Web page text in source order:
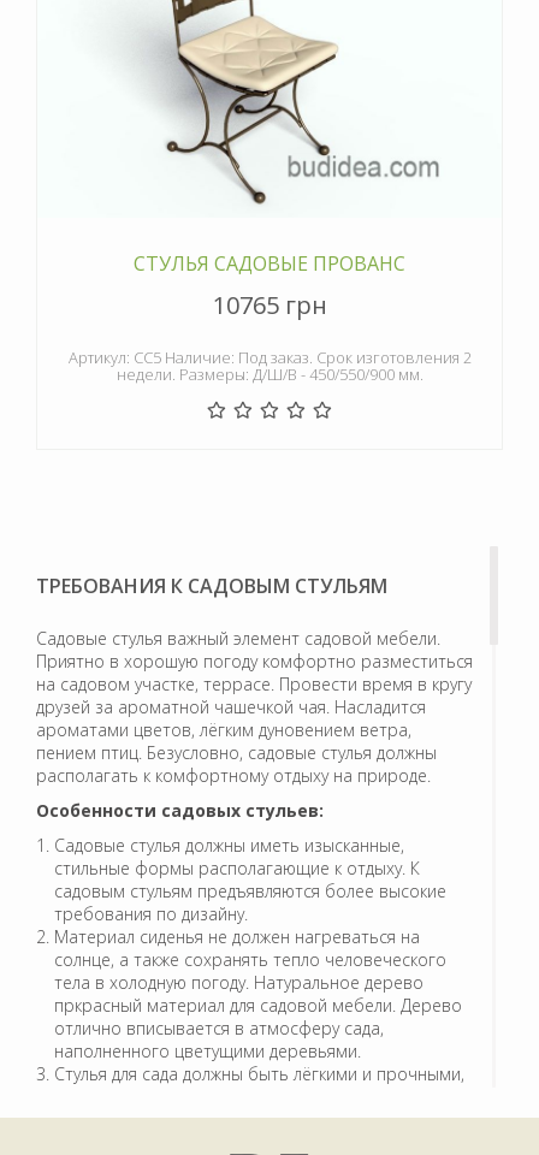
СТУЛЬЯ САДОВЫЕ ПРОВАНС
10765 грн
Артикул: СС5 Наличие: Под заказ. Срок изготовления 2
недели. Размеры: Д/Ш/В - 450/550/900 мм.
ТРЕБОВАНИЯ К САДОВЫМ СТУЛЬЯМ
Садовые стулья важный элемент садовой мебели.
Приятно в хорошую погоду комфортно разместиться
на садовом участке, террасе. Провести время в кругу
друзей за ароматной чашечкой чая. Насладится
ароматами цветов, лёгким дуновением ветра,
пением птиц. Безусловно, садовые стулья должны
располагать к комфортному отдыху на природе.
Особенности садовых стульев:
Садовые стулья должны иметь изысканные,
стильные формы располагающие к отдыху. К
садовым стульям предъявляются более высокие
требования по дизайну.
Материал сиденья не должен нагреваться на
солнце, а также сохранять тепло человеческого
тела в холодную погоду. Натуральное дерево
пркрасный материал для садовой мебели. Дерево
отлично вписывается в атмосферу сада,
наполненного цветущими деревьями.
Стулья для сада должны быть лёгкими и прочными,
Атмосферные осадки, солнце, мороз не должны